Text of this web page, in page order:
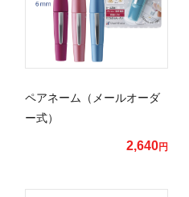
ペアネーム（メールオーダ
ー式）
2,640円